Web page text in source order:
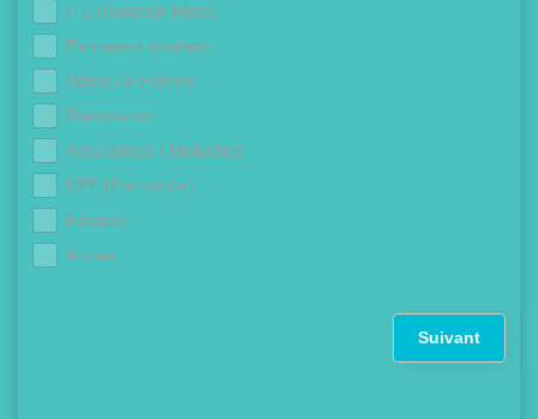
ITE (Isolation Murs)
Panneaux solaires
Volets / Fenêtres
Rénovation
Assurances / Mutuelles
CPF (Formation)
Finance
Autres
Suivant